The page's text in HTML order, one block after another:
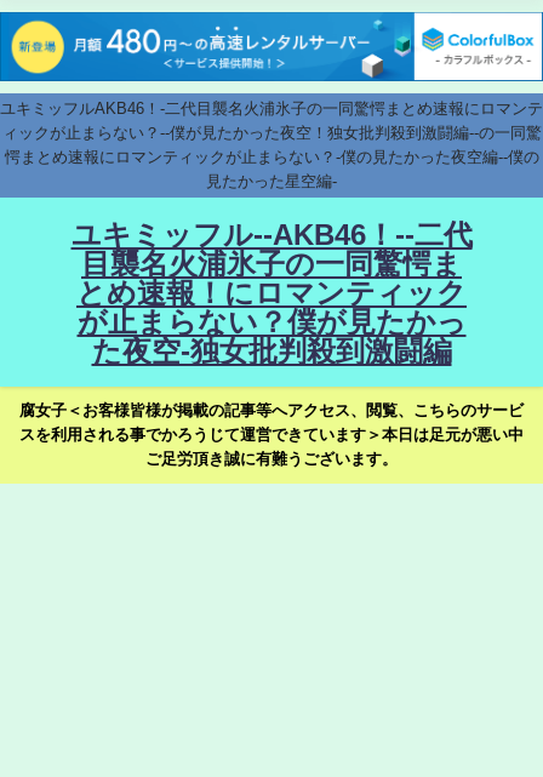
ユキミッフルAKB46！-二代目襲名火浦氷子の一同驚愕まとめ速報にロマンテ
ィックが止まらない？--僕が見たかった夜空！独女批判殺到激闘編--の一同驚
愕まとめ速報にロマンティックが止まらない？-僕の見たかった夜空編--僕の
見たかった星空編-
ユキミッフル--AKB46！--二代
目襲名火浦氷子の一同驚愕ま
とめ速報！にロマンティック
が止まらない？僕が見たかっ
た夜空-独女批判殺到激闘編
腐女子＜お客様皆様が掲載の記事等へアクセス、閲覧、こちらのサービ
スを利用される事でかろうじて運営できています＞本日は足元が悪い中
ご足労頂き誠に有難うございます。